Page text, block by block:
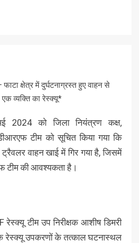
क्षेत्र में दुर्घटनाग्रस्त हुए वाहन से
व्यक्ति का रेस्क्यू*
2024 को जिला नियंत्रण कक्ष,
टीम को सूचित किया गया कि
वाहन खाई में गिर गया है, जिसमें
टीम की आवश्यकता है।
टीम उप निरीक्षक आशीष डिमरी
रेस्क्यू उपकरणों के तत्काल घटनास्थल